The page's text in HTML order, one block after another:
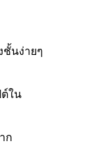
ชั้นง่ายๆ
ต์ใน
ก